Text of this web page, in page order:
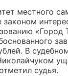
местного
В
судья.